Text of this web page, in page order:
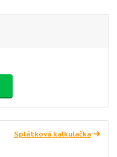
Splátková kalkulačka